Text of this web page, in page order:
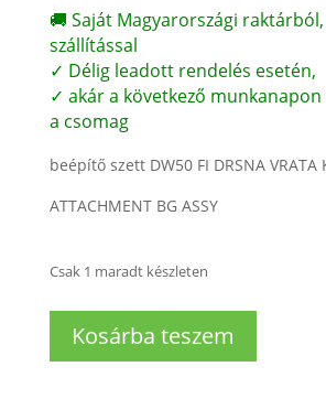
🚚 Saját Magyarországi
szállítással
✓ Délig leadott rendelés esetén,
✓ akár a következő
a csomag
beépítő szett DW50 FI DRSNA VRATA
ATTACHMENT BG ASSY
Csak 1 maradt készleten
Beépíthető
Mosogatógép
Kosárba teszem